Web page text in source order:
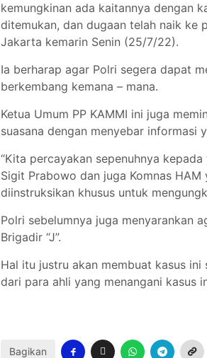
kemungkinan ada kaitannya dengan
ditemukan, dan dugaan telah naik ke
Jakarta kemarin Senin (25/7/22).
Ia berharap agar Polri segera dapat
berkembang kemana – mana.
Ketua Umum PP KAMMI ini juga
suasana dengan menyebar informasi
“Kita percayakan sepenuhnya
Sigit Prabowo dan juga Komnas
diinstruksikan khusus untuk
Polri sebelumnya juga menyarankan
Brigadir “J”.
Hal itu justru akan membuat kasus ini
dari para ahli yang menangani kasus
Bagikan